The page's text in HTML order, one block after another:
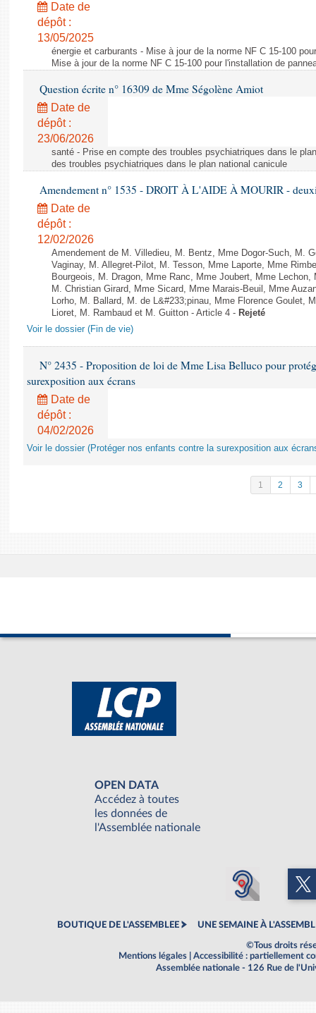
Date de
dépôt :
13/05/2025
énergie et carburants - Mise à jour de la norme NF C 15-100
Mise à jour de la norme NF C 15-100 pour l'installation de
Question écrite n° 16309 de Mme Ségolène Amiot
Date de
dépôt :
23/06/2026
santé - Prise en compte des troubles psychiatriques dans le
des troubles psychiatriques dans le plan national canicule
Amendement n° 1535 - DROIT À L'AIDE À MOURIR -
Date de
dépôt :
12/02/2026
Amendement de M. Villedieu, M. Bentz, Mme Dogor-Such, M.
Vaginay, M. Allegret-Pilot, M. Tesson, Mme Laporte, Mme
Bourgeois, M. Dragon, Mme Ranc, Mme Joubert, Mme
M. Christian Girard, Mme Sicard, Mme Marais-Beuil, Mme
Lorho, M. Ballard, M. de L&#233;pinau, Mme Florence Goulet,
Lioret, M. Rambaud et M. Guitton - Article 4 - Rejeté
Voir le dossier (Fin de vie)
N° 2435 - Proposition de loi de Mme Lisa Belluco pour
surexposition aux écrans
Date de
dépôt :
04/02/2026
Voir le dossier (Protéger nos enfants contre la surexposition aux
1 2 3
OPEN DATA
Accédez à toutes
les données de
l'Assemblée nationale
BOUTIQUE DE L'ASSEMBLEE UNE SEMAINE À
©Tous droits
Mentions légales
Accessibilité : partiellement
Assemblée nationale - 126 Rue de